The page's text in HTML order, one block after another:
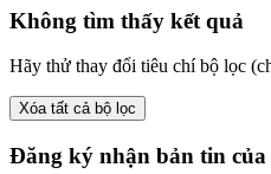
Không tìm thấy kết quả
Hãy thử thay đổi tiêu chí bộ lọc
Xóa tất cả bộ lọc
Đăng ký nhận bản tin của